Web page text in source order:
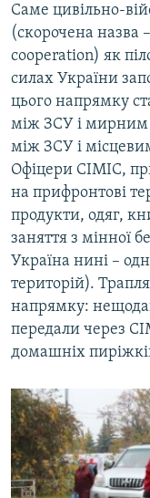
Саме цивільно-
(скорочена назва
cooperation) як
силах України
цього напрямку
між ЗСУ і мирним
між ЗСУ і
Офіцери CIMIC,
на прифронтові
продукти, одяг,
заняття з мінної
Україна нині –
територій).
напрямку:
передали через
домашніх